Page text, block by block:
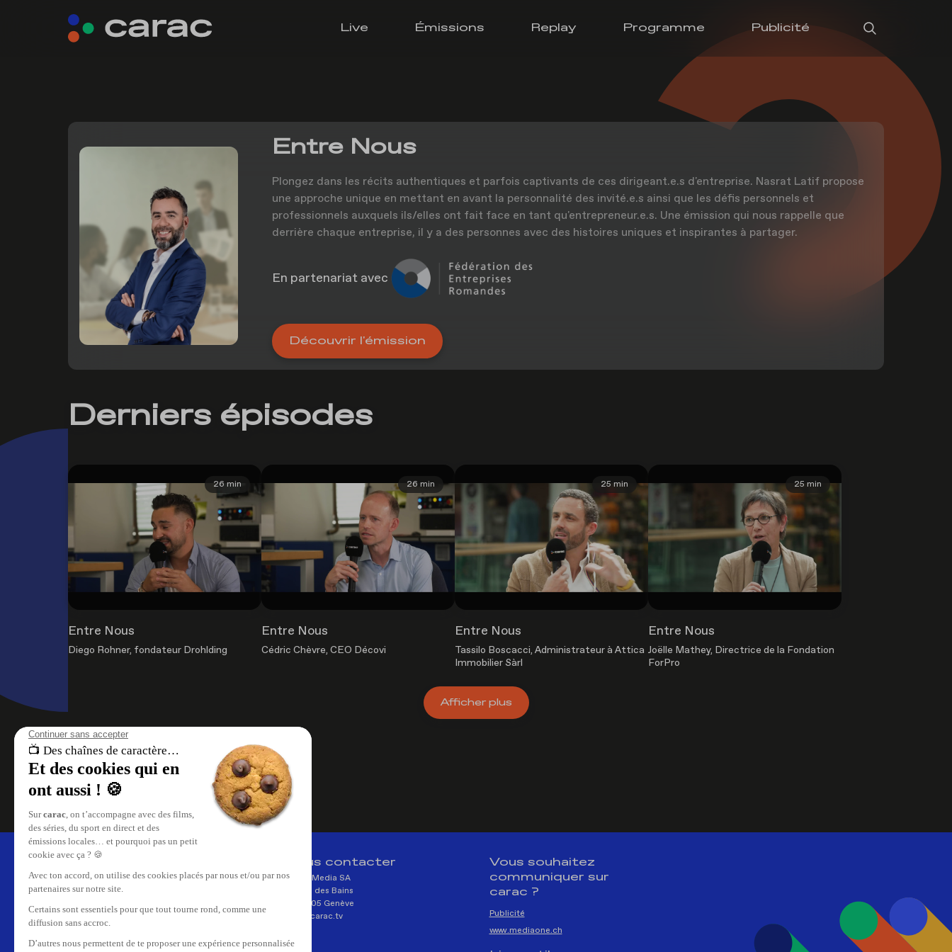
Live Émissions Replay Programme Publicité
Entre Nous
Plongez dans les récits authentiques et parfois captivants de ces dirigeant.e.s d'entreprise. Nasrat Latif propose
une approche unique en mettant en avant la personnalité des invité.e.s ainsi que les défis personnels et
professionnels auxquels ils/elles ont fait face en tant qu'entrepreneur.e.s. Une émission qui nous rappelle que
derrière chaque entreprise, il y a des personnes avec des histoires uniques et inspirantes à partager.
En partenariat avec
Découvrir l'émission
Derniers épisodes
26 min
Entre Nous
Diego Rohner, fondateur Drohlding
26 min
Entre Nous
Cédric Chèvre, CEO Décovi
25 min
Entre Nous
Tassilo Boscacci, Administrateur à Attica
Immobilier Sàrl
25 min
Entre Nous
Joëlle Mathey, Directrice de la Fondation
ForPro
Afficher plus
À propos de nous
carac , les chaînes de caractère.
Retrouvez le meilleur du
de vos émissions sur carac.tv.
reportages, cinéma, tout ce qui se
Nous contacter
Carac Media SA
35, rue des Bains
CH-1205 Genève
info@carac.tv
Vous souhaitez
communiquer sur
carac ?
Publicité
www.mediaone.ch